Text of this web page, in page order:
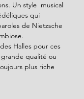
Un style  musical
qui
de Nietzsche
Halles pour ces
qualité ou
plus riche